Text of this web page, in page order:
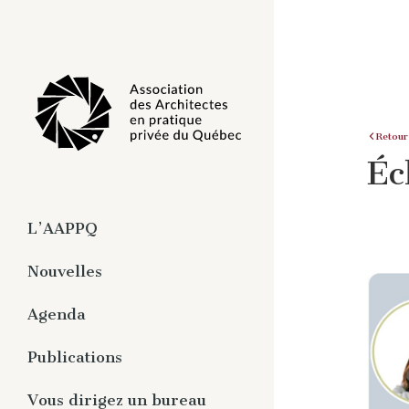
L’AAPPQ
À propos
Travaux
l’architecture
Nouvelles
Agenda
Publications
Magazine numérique -
Vous dirigez un bureau